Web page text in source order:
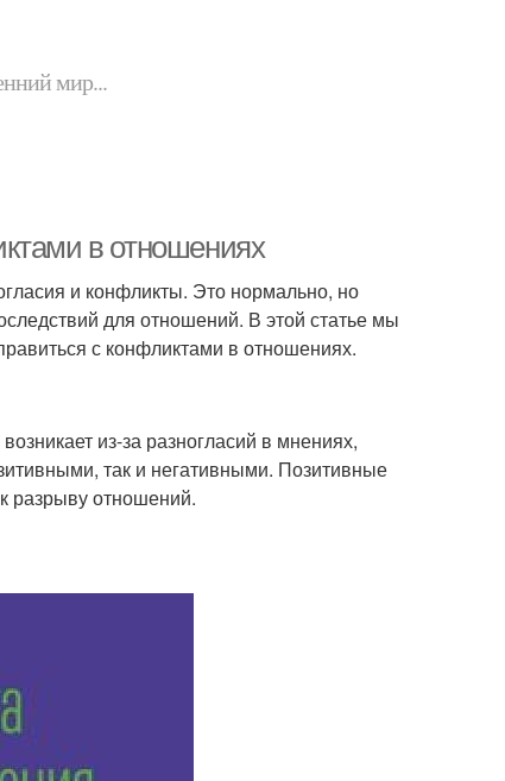
мир...
в отношениях
и конфликты. Это нормально, но
для отношений. В этой статье мы
с конфликтами в отношениях.
из-за разногласий в мнениях,
так и негативными. Позитивные
разрыву отношений.